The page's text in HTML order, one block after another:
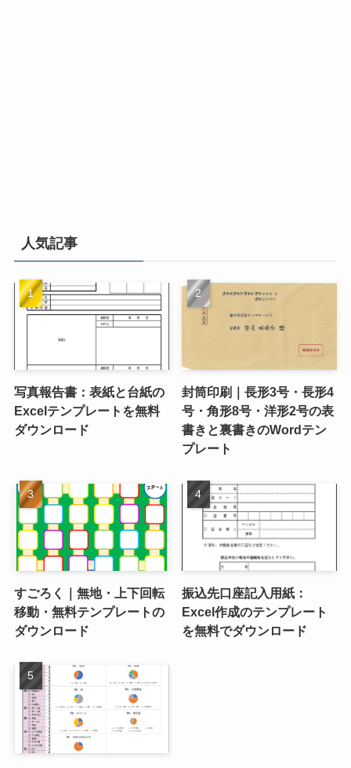
人気記事
写真報告書：表紙と台紙の
Excelテンプレートを無料
ダウンロード
封筒印刷｜長形3号・長形4
号・角形8号・洋形2号の表
書きと裏書きのWordテン
プレート
すごろく｜無地・上下回転
移動・無料テンプレートの
ダウンロード
振込先口座記入用紙：
Excel作成のテンプレート
を無料でダウンロード